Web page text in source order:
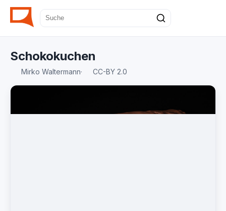
Schokokuchen
Mirko Waltermann· CC-BY 2.0